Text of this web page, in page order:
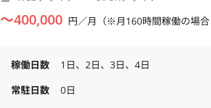
〜400,000 円／月（※月160時間稼働の場合
稼働日数
1日、2日、3日、4日
常駐日数
0日